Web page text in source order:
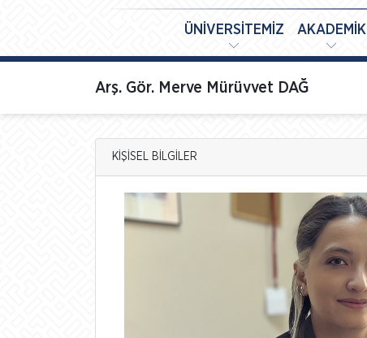
ÜNİVERSİTEMİZ AKADEMİK
Arş. Gör. Merve Mürüvvet DAĞ
KİŞİSEL BİLGİLER